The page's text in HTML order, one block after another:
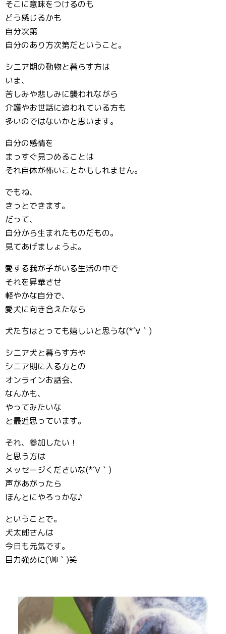
そこに意味をつけるのも
どう感じるかも
自分次第
自分のあり方次第だということ。
シニア期の動物と暮らす方は
いま、
苦しみや悲しみに襲われながら
介護やお世話に追われている方も
多いのではないかと思います。
自分の感情を
まっすぐ見つめることは
それ自体が怖いことかもしれません。
でもね、
きっとできます。
だって、
自分から生まれたものだもの。
見てあげましょうよ。
愛する我が子がいる生活の中で
それを昇華させ
軽やかな自分で、
愛犬に向き合えたなら
犬たちはとっても嬉しいと思うな(*´∀｀)
シニア犬と暮らす方や
シニア期に入る方との
オンラインお話会、
なんかも、
やってみたいな
と最近思っています。
それ、参加したい！
と思う方は
メッセージくださいな(*´∀｀)
声があがったら
ほんとにやろっかな♪
ということで。
犬太郎さんは
今日も元気です。
目力強めに(´艸｀)笑